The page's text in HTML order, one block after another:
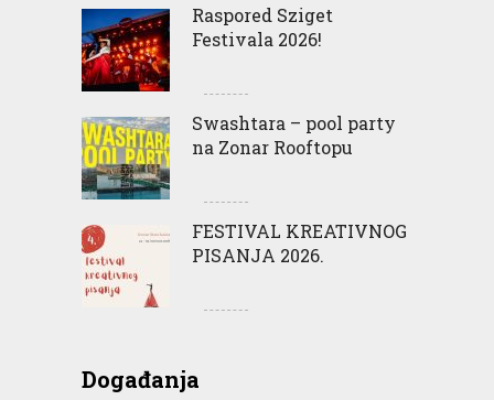
Raspored Sziget
Festivala 2026!
Swashtara – pool party
na Zonar Rooftopu
FESTIVAL KREATIVNOG
PISANJA 2026.
Događanja